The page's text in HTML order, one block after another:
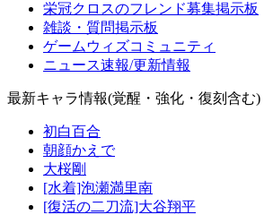
栄冠クロスのフレンド募集掲示板
雑談・質問掲示板
ゲームウィズコミュニティ
ニュース速報/更新情報
最新キャラ情報(覚醒・強化・復刻含む)
初白百合
朝顔かえで
大桜剛
[水着]泡瀬満里南
[復活の二刀流]大谷翔平